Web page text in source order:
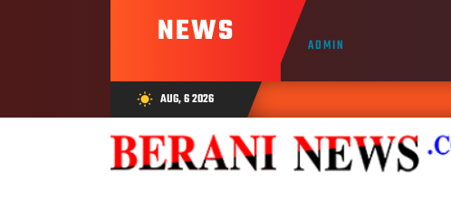
NEWS ADMIN
wb_sunny AUG, 6 2026